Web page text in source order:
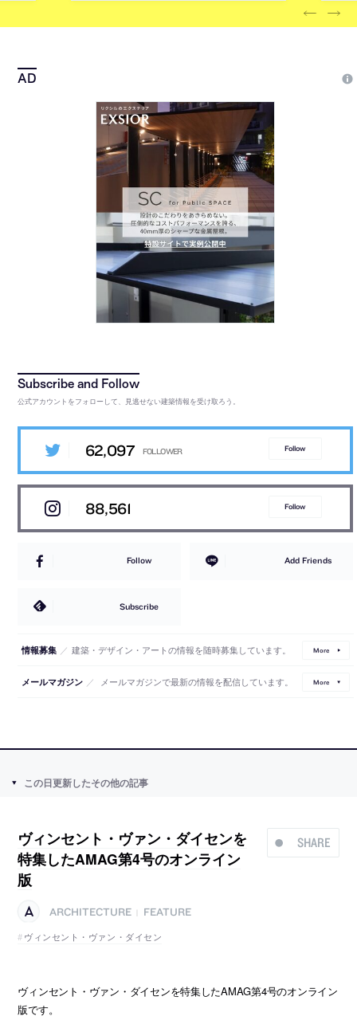
公式アカウントをフォローして、見逃せない建築情報を受け取ろう。
62,097 Follow
88,561 Follow
Follow Add Friends
Subscribe
情報募集 ／ 建築・デザイン・アートの情報を随時募集しています。 More
メールマガジン ／ メールマガジンで最新の情報を配信しています。 More
この日更新したその他の記事
SHARE
ヴィンセント・ヴァン・ダイセンを
特集したAMAG第4号のオンライン
版
ARCHITECTURE
FEATURE
ヴィンセント・ヴァン・ダイセン
ヴィンセント・ヴァン・ダイセンを特集したAMAG第4号のオンライン
版です。